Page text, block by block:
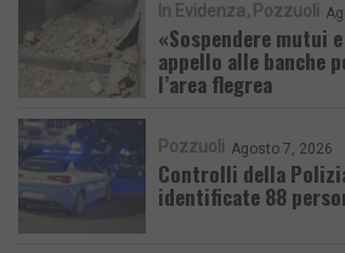
In Evidenza Pozzuoli
«Sospendere mutui
appello alle banche
l’area flegrea
Pozzuoli Agosto 7, 2026
Controlli della
identificate 88